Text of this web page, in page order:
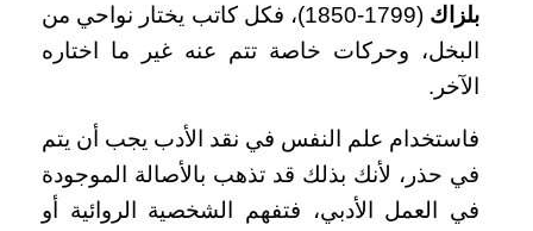
بلزاك
(1799-1850)، فكل كاتب يختار نواحي من
البخل، وحركات خاصة تتم عنه غير ما اختاره
الآخر.
فاستخدام علم النفس في نقد الأدب يجب أن يتم
في حذر، لأنك بذلك قد تذهب بالأصالة الموجودة
في العمل الأدبي، فتفهم الشخصية الروائية أو